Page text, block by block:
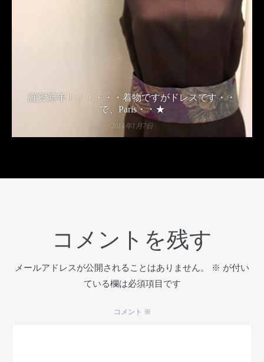
謹賀新年！！・・・・着物ですがドレスです・・
で、Paris・・★
2014年1月7日
コメントを残す
メールアドレスが公開されることはありません。 ※ が付い
ている欄は必須項目です
コメント ※